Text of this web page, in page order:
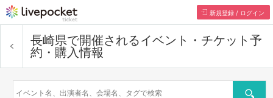
新規登録 / ログイン
長崎県で開催されるイベント・チケット予
約・購入情報
検索